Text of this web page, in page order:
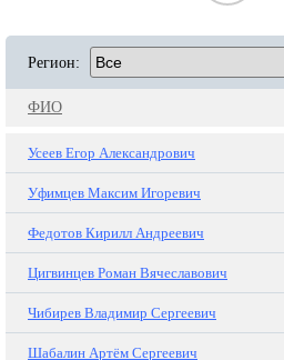
Регион:
ФИО
Усеев Егор Александрович
Уфимцев Максим Игоревич
Федотов Кирилл Андреевич
Цигвинцев Роман Вячеславович
Чибирев Владимир Сергеевич
Шабалин Артём Сергеевич